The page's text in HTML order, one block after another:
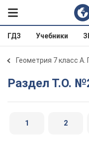
ГДЗ Учебники
Геометрия 7 класс А.
Раздел Т.О.
1 2